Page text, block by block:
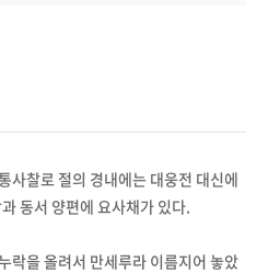
사찰로 절의 경내에는 대웅전 대신에
동서 양편에 요사채가 있다.
락을 올려서 만세루라 이름지어 놓았